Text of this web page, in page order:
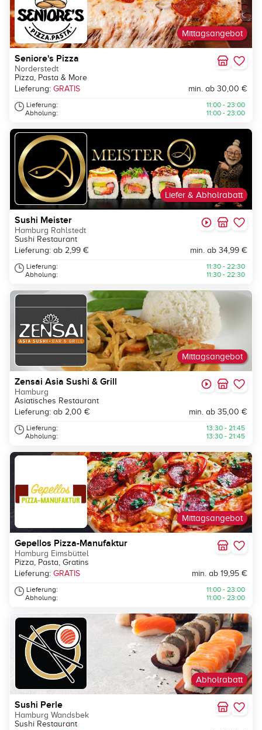
Mittagsangebot
Seniore's Pizza
Norderstedt
Pizza, Pasta & More
Lieferung: GRATIS min. ab 30,00 €
Lieferung:
Abholung:
11:00 - 23:00
11:00 - 23:00
Liefer & Abholrabatt
Sushi Meister
Hamburg Rahlstedt
Sushi Restaurant
Lieferung: ab 2,99 €
min. ab 34,99 €
Lieferung:
Abholung:
11:30 - 22:30
11:30 - 22:30
Mittagsangebot
Zensai Asia Sushi & Grill
Hamburg
Asiatisches Restaurant
Lieferung: ab 2,00 €
min. ab 35,00 €
Lieferung:
Abholung:
13:30 - 21:45
13:30 - 21:45
Mittagsangebot
Gepellos Pizza-Manufaktur
Hamburg Eimsbüttel
Pizza, Pasta, Gratins
Lieferung: GRATIS min. ab 19,95 €
Lieferung:
Abholung:
11:00 - 23:00
11:00 - 23:00
Abholrabatt
Sushi Perle
Hamburg Wandsbek
Sushi Restaurant